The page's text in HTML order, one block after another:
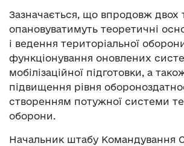
Зазначається, що впродовж двох
опановуватимуть теоретичні
і ведення територіальної
функціонування оновлених
мобілізаційної підготовки, а
підвищення рівня
створенням потужної системи
оборони.
Начальник штабу Командування